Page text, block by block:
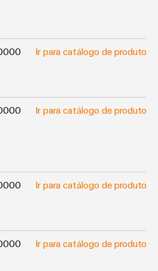
Ir para catálogo de produtos
Ir para catálogo de produtos
Ir para catálogo de produtos
Ir para catálogo de produtos